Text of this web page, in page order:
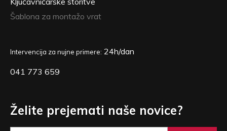
Šablona za montažo vrat
Intervencija za nujne primere: 24h/dan
041 773 659
Želite prejemati naše novice?